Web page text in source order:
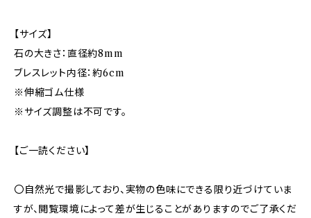
【サイズ】
石の大きさ：直径約8mm
ブレスレット内径：約6cm
※伸縮ゴム仕様
※サイズ調整は不可です。
【ご一読ください】
〇自然光で撮影しており、実物の色味にできる限り近づけていま
すが、閲覧環境によって差が生じることがありますのでご了承くだ